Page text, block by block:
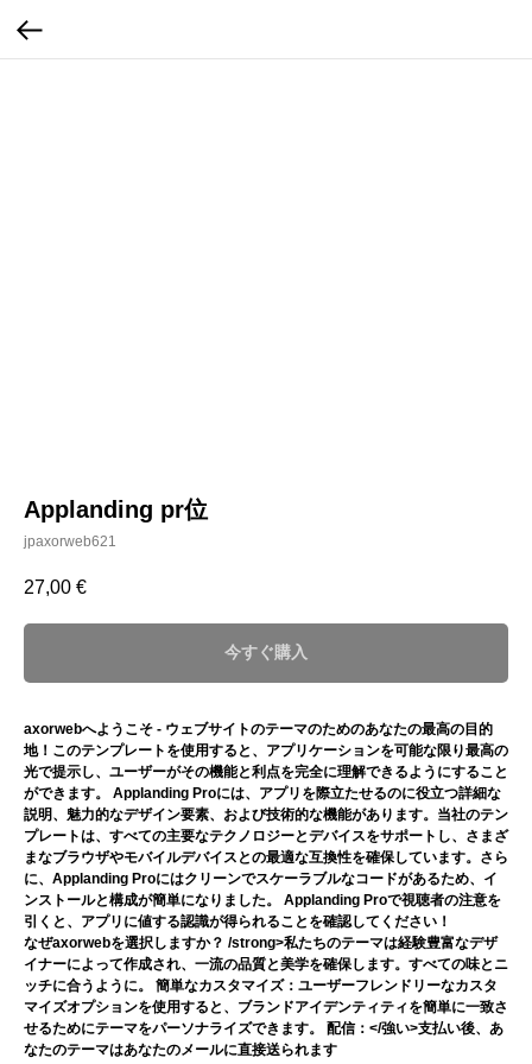
Applanding pr位
jpaxorweb621
27,00 €
今すぐ購入
axorwebへようこそ - ウェブサイトのテーマのためのあなたの最高の目的
地！このテンプレートを使用すると、アプリケーションを可能な限り最高の
光で提示し、ユーザーがその機能と利点を完全に理解できるようにすること
ができます。 Applanding Proには、アプリを際立たせるのに役立つ詳細な
説明、魅力的なデザイン要素、および技術的な機能があります。当社のテン
プレートは、すべての主要なテクノロジーとデバイスをサポートし、さまざ
まなブラウザやモバイルデバイスとの最適な互換性を確保しています。さら
に、Applanding Proにはクリーンでスケーラブルなコードがあるため、イ
ンストールと構成が簡単になりました。 Applanding Proで視聴者の注意を
引くと、アプリに値する認識が得られることを確認してください！
なぜaxorwebを選択しますか？ /strong>私たちのテーマは経験豊富なデザ
イナーによって作成され、一流の品質と美学を確保します。すべての味とニ
ッチに合うように。 簡単なカスタマイズ： ユーザーフレンドリーなカスタ
マイズオプションを使用すると、ブランドアイデンティティを簡単に一致さ
せるためにテーマをパーソナライズできます。 配信：</強い>支払い後、あ
なたのテーマはあなたのメールに直接送られます